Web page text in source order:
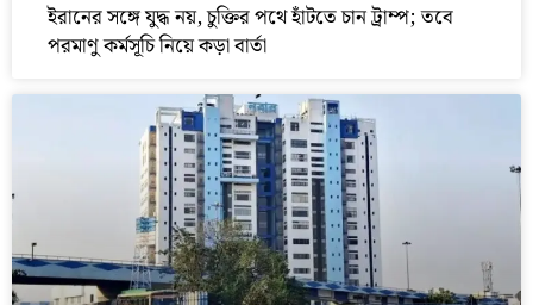
ইরানের সঙ্গে যুদ্ধ নয়, চুক্তির পথে হাঁটতে চান ট্রাম্প; তবে
পরমাণু কর্মসূচি নিয়ে কড়া বার্তা